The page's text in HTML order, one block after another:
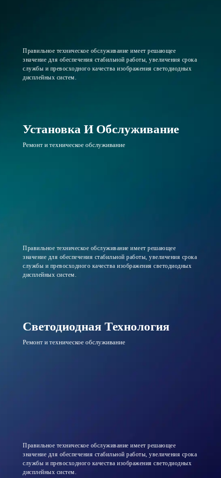
Правильное техническое обслуживание имеет решающее
значение для обеспечения стабильной работы, увеличения срока
службы и превосходного качества изображения светодиодных
дисплейных систем.
Установка И Обслуживание
Ремонт и техническое обслуживание
Правильное техническое обслуживание имеет решающее
значение для обеспечения стабильной работы, увеличения срока
службы и превосходного качества изображения светодиодных
дисплейных систем.
Светодиодная Технология
Ремонт и техническое обслуживание
Правильное техническое обслуживание имеет решающее
значение для обеспечения стабильной работы, увеличения срока
службы и превосходного качества изображения светодиодных
дисплейных систем.